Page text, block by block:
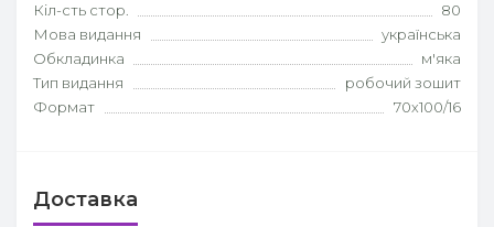
Кіл-сть стор.
80
Мова видання
українська
Обкладинка
м'яка
Тип видання
робочий зошит
Формат
70х100/16
Доставка